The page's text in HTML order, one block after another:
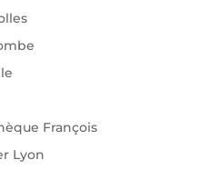
François
Lyon